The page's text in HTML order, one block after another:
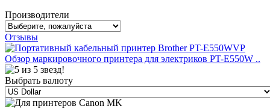
Производители
Отзывы
Обзор маркировочного принтера для электриков PT-E550W ..
Выбрать валюту